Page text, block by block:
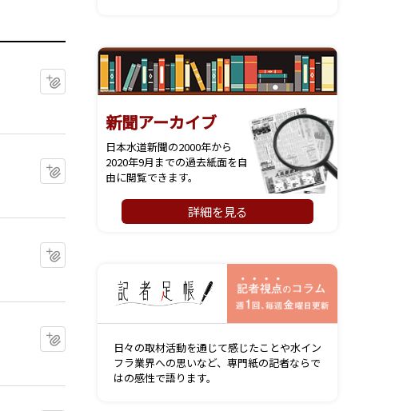
マイクリップに追加
マイクリップに追加
新聞アーカイブ
日本水道新聞の2000年から
2020年9月までの過去紙面を自
由に閲覧できます。
詳細を見る
日々の取材活動を通じて感じたことや水イン
フラ業界への思いなど、専門紙の記者ならで
はの感性で語ります。